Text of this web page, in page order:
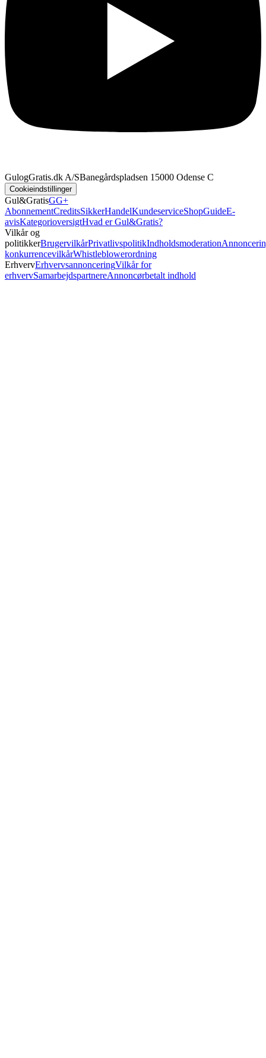
GulogGratis.dk A/SBanegårdspladsen 1 5000 Odense C
Cookieindstillinger
Gul&GratisGG+
AbonnementCreditsSikkerHandelKundeserviceShopGuideE-
avisKategorioversigtHvad er Gul&Gratis?
Vilkår og
politikkerBrugervilkårPrivatlivspolitikIndholdsmoderation
konkurrencevilkårWhistleblowerordning
ErhvervErhvervsannonceringVilkår for
erhvervSamarbejdspartnereAnnoncørbetalt indhold